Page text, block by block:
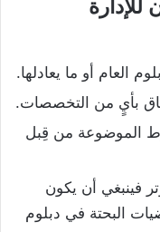
العام أو ما يعادلها.
الموضوعة من قِبل
فينبغي أن يكون
البحتة في دبلوم